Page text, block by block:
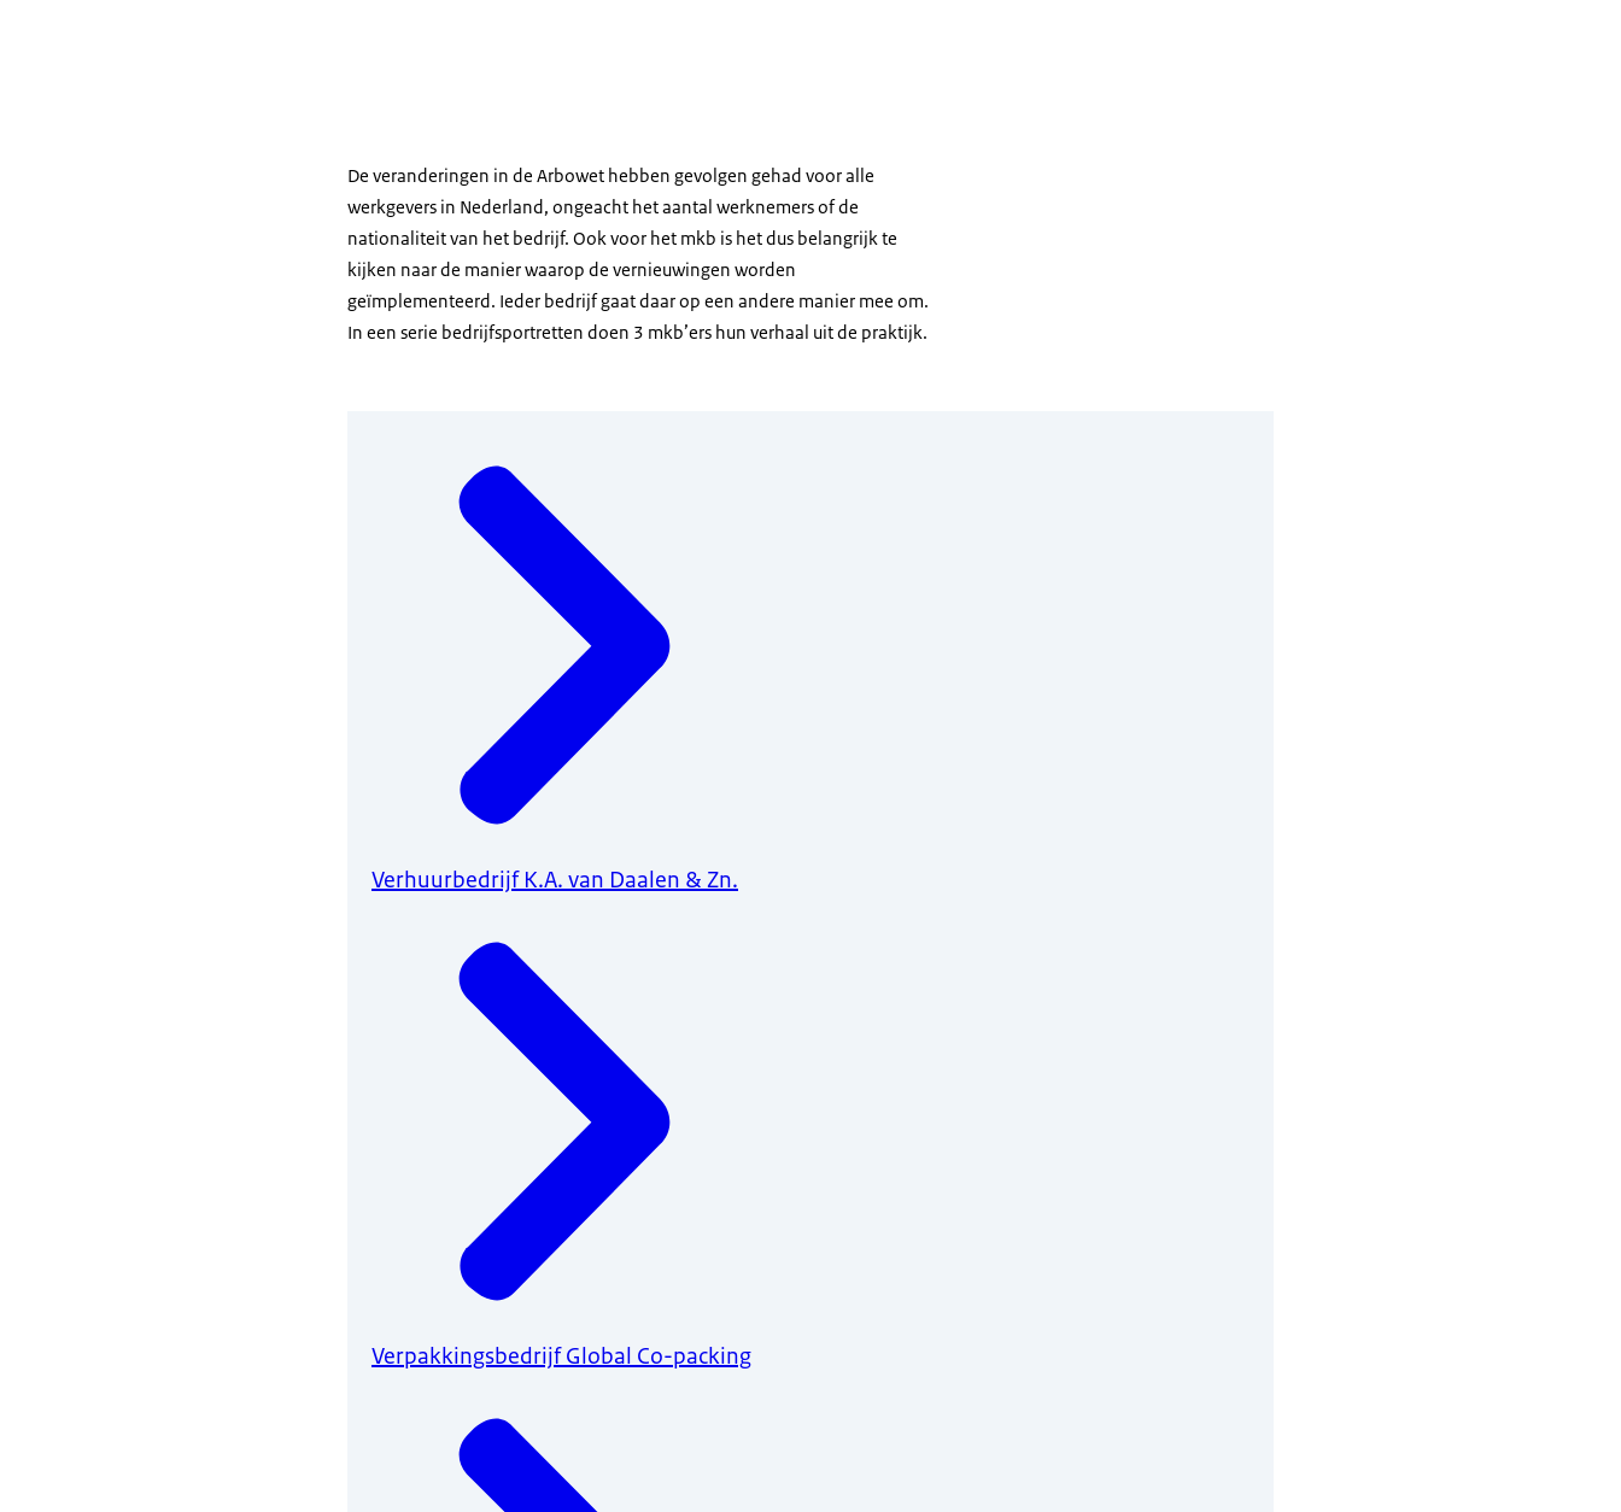
De veranderingen in de Arbowet hebben gevolgen gehad voor alle
werkgevers in Nederland, ongeacht het aantal werknemers of de
nationaliteit van het bedrijf. Ook voor het mkb is het dus belangrijk te
kijken naar de manier waarop de vernieuwingen worden
geïmplementeerd. Ieder bedrijf gaat daar op een andere manier mee om.
In een serie bedrijfsportretten doen 3 mkb’ers hun verhaal uit de praktijk.
Verhuurbedrijf K.A. van Daalen & Zn.
Verpakkingsbedrijf Global Co-packing